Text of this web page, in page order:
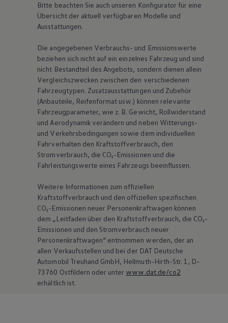
Bitte beachten Sie auch unseren Konfigurator für eine
Übersicht der aktuell verfügbaren Modelle und
Ausstattungen.
Die angegebenen Verbrauchs- und Emissionswerte
beziehen sich nicht auf ein einzelnes Fahrzeug und sind
nicht Bestandteil des Angebots, sondern dienen allein
Vergleichszwecken zwischen den verschiedenen
Fahrzeugtypen. Zusatzausstattungen und Zubehör
(Anbauteile, Reifenformat usw.) können relevante
Fahrzeugparameter, wie z. B. Gewicht, Rollwiderstand
und Aerodynamik verändern und neben Witterungs-
und Verkehrsbedingungen sowie dem individuellen
Fahrverhalten den Kraftstoffverbrauch, den
Stromverbrauch, die CO₂-Emissionen und die
Fahrleistungswerte eines Fahrzeugs beeinflussen.
Weitere Informationen zum offiziellen
Kraftstoffverbrauch und den offiziellen spezifischen
CO₂-Emissionen neuer Personenkraftwagen können
dem „Leitfaden über den Kraftstoffverbrauch, die CO₂-
Emissionen und den Stromverbrauch neuer
Personenkraftwagen“ entnommen werden, der an
allen Verkaufsstellen und bei der DAT Deutsche
Automobil Treuhand GmbH, Hellmuth-Hirth-Str. 1, D-
73760 Ostfildern oder unter www.dat.de/co2
erhältlich ist.